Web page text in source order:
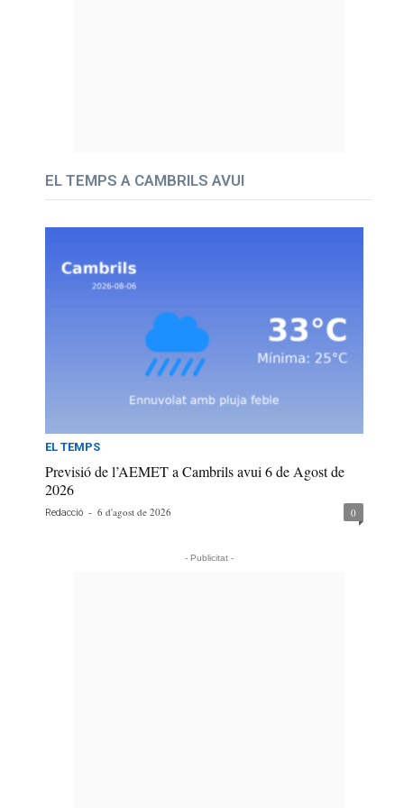
EL TEMPS A CAMBRILS AVUI
EL TEMPS
Previsió de l’AEMET a Cambrils avui 6 de Agost de
2026
Redacció - 6 d'agost de 2026 0
- Publicitat -